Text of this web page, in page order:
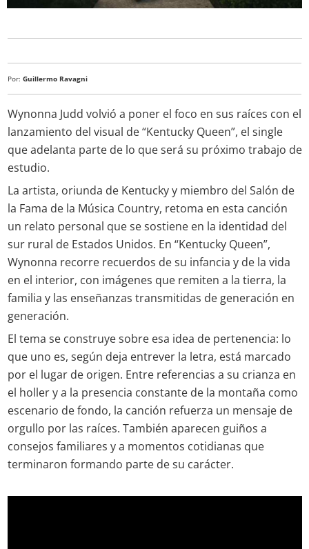
Por: Guillermo Ravagni
Wynonna Judd volvió a poner el foco en sus raíces con el
lanzamiento del visual de “Kentucky Queen”, el single
que adelanta parte de lo que será su próximo trabajo de
estudio.
La artista, oriunda de Kentucky y miembro del Salón de
la Fama de la Música Country, retoma en esta canción
un relato personal que se sostiene en la identidad del
sur rural de Estados Unidos. En “Kentucky Queen”,
Wynonna recorre recuerdos de su infancia y de la vida
en el interior, con imágenes que remiten a la tierra, la
familia y las enseñanzas transmitidas de generación en
generación.
El tema se construye sobre esa idea de pertenencia: lo
que uno es, según deja entrever la letra, está marcado
por el lugar de origen. Entre referencias a su crianza en
el holler y a la presencia constante de la montaña como
escenario de fondo, la canción refuerza un mensaje de
orgullo por las raíces. También aparecen guiños a
consejos familiares y a momentos cotidianas que
terminaron formando parte de su carácter.